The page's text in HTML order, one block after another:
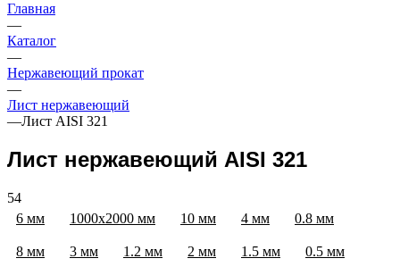
Главная
—
Каталог
—
Нержавеющий прокат
—
Лист нержавеющий
—Лист AISI 321
Лист нержавеющий AISI 321
54
6 мм
1000х2000 мм 10 мм 4 мм 0.8 мм
8 мм 3 мм 1.2 мм 2 мм 1.5 мм 0.5 мм